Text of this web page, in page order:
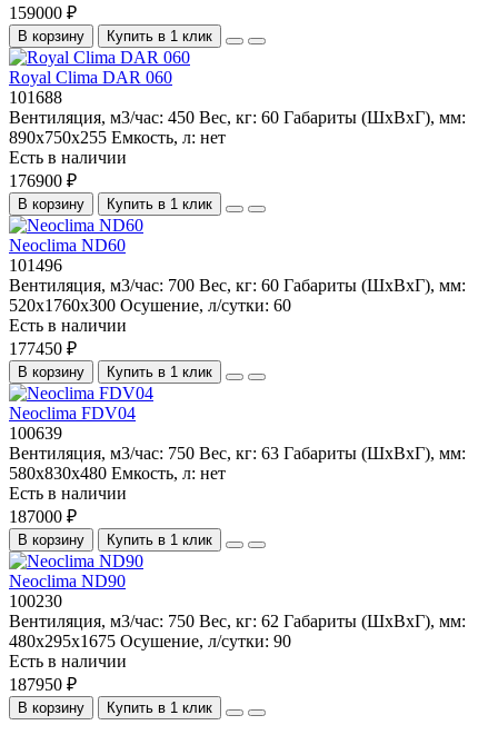
159000 ₽
В корзину Купить в 1 клик
Royal Clima DAR 060
101688
Вентиляция, м3/час: 450 Вес, кг: 60 Габариты (ШхВхГ), мм:
890x750x255 Емкость, л: нет
Есть в наличии
176900 ₽
В корзину Купить в 1 клик
Neoclima ND60
101496
Вентиляция, м3/час: 700 Вес, кг: 60 Габариты (ШхВхГ), мм:
520x1760x300 Осушение, л/сутки: 60
Есть в наличии
177450 ₽
В корзину Купить в 1 клик
Neoclima FDV04
100639
Вентиляция, м3/час: 750 Вес, кг: 63 Габариты (ШхВхГ), мм:
580x830x480 Емкость, л: нет
Есть в наличии
187000 ₽
В корзину Купить в 1 клик
Neoclima ND90
100230
Вентиляция, м3/час: 750 Вес, кг: 62 Габариты (ШхВхГ), мм:
480х295х1675 Осушение, л/сутки: 90
Есть в наличии
187950 ₽
В корзину Купить в 1 клик